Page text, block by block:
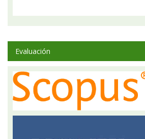
Evaluación